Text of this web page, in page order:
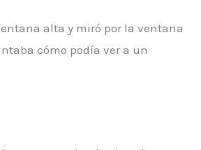
alta y miró por la ventana
cómo podía ver a un